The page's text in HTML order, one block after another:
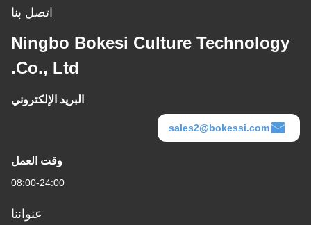
اتصل بنا
Ningbo Bokesi Culture Technology
Co., Ltd.
البريد الإلكتروني
sales2@bokessi.com
وقت العمل
08:00-24:00
عنواننا